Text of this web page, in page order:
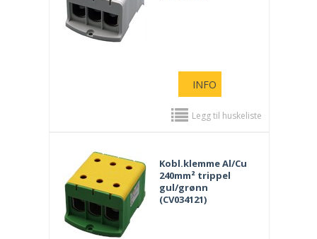
INFO
Legg til huskeliste
Kobl.klemme Al/Cu
240mm² trippel
gul/grønn
(CV034121)